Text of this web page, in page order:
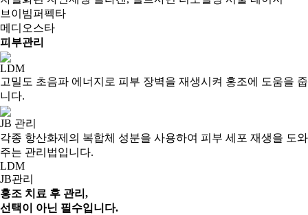
브이빔퍼펙타
메디오스타
피부관리
LDM
고밀도 초음파 에너지로 피부 장벽을 재생시켜 홍조에 도움을 줍
니다.
JB 관리
각종 항산화제의 복합체 성분을 사용하여 피부 세포 재생을 도와
주는 관리법입니다.
LDM
JB관리
홍조 치료 후 관리,
선택이 아닌 필수입니다.